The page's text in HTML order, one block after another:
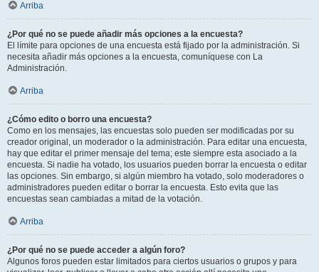
Arriba
¿Por qué no se puede añadir más opciones a la encuesta?
El límite para opciones de una encuesta está fijado por la administración. Si
necesita añadir más opciones a la encuesta, comuníquese con La
Administración.
Arriba
¿Cómo edito o borro una encuesta?
Como en los mensajes, las encuestas solo pueden ser modificadas por su
creador original, un moderador o la administración. Para editar una encuesta,
hay que editar el primer mensaje del tema; este siempre esta asociado a la
encuesta. Si nadie ha votado, los usuarios pueden borrar la encuesta o editar
las opciones. Sin embargo, si algún miembro ha votado, solo moderadores o
administradores pueden editar o borrar la encuesta. Esto evita que las
encuestas sean cambiadas a mitad de la votación.
Arriba
¿Por qué no se puede acceder a algún foro?
Algunos foros pueden estar limitados para ciertos usuarios o grupos y para